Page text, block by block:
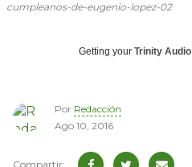
cumpleanos-de-eugenio-lopez-02
Getting your Trinity Audio
Por Redacción
Ago 10, 2016